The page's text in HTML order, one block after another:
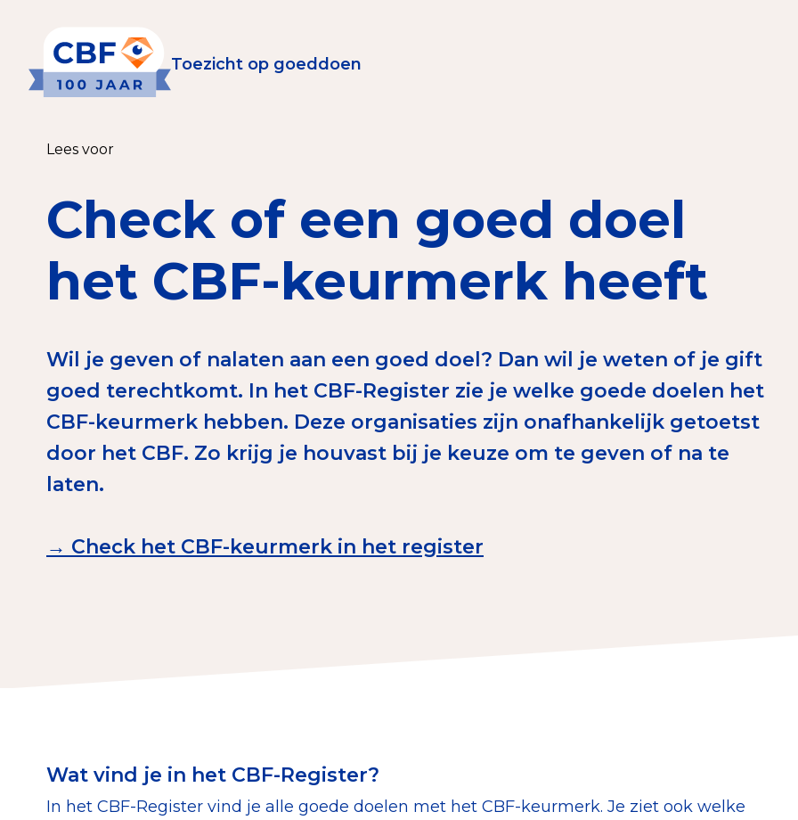
Toezicht op goeddoen
Toezicht op goeddoen
CBF-Erkenning aanvragen
Tarieven CBF-Erkenning
Veilig geven met het CBF-keurmerk
Check het CBF-keurmerk van een goed doel
Download de Geef Gerust Checklist
Tips bij doneren: zo geef je veilig
Data & Onderzoek
Lees voor
Check of een goed doel
het CBF-keurmerk heeft
Wil je geven of nalaten aan een goed doel? Dan wil je weten of je gift
goed terechtkomt. In het CBF-Register zie je welke goede doelen het
CBF-keurmerk hebben. Deze organisaties zijn onafhankelijk getoetst
door het CBF. Zo krijg je houvast bij je keuze om te geven of na te
laten.
→ Check het CBF-keurmerk in het register
Wat vind je in het CBF-Register?
In het CBF-Register vind je alle goede doelen met het CBF-keurmerk. Je ziet ook welke